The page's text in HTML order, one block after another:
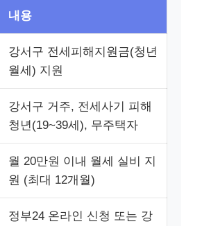
내용
강서구 전세피해지원금(청년
월세) 지원
강서구 거주, 전세사기 피해
청년(19~39세), 무주택자
월 20만원 이내 월세 실비 지
원 (최대 12개월)
정부24 온라인 신청 또는 강